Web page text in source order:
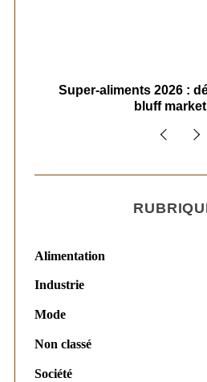
Super-aliments 2026 :
bluff
Alimentation
Industrie
Mode
Non classé
Société